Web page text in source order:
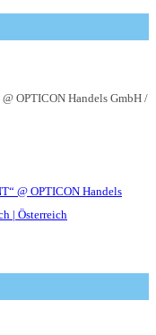
@ OPTICON Handels GmbH /